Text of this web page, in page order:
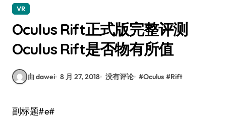
VR
Oculus Rift正式版完整评测
Oculus Rift是否物有所值
由 dawei 8 月 27, 2018 没有评论 #Oculus #Rift
副标题#e#